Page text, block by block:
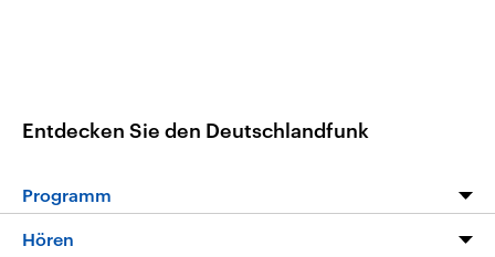
Entdecken Sie den Deutschlandfunk
Programm
Hören